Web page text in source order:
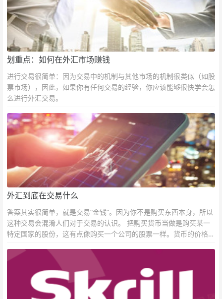
划重点：如何在外汇市场赚钱
进行交易很简单：因为交易中的机制与其他市场的机制很类似（如股
票市场），因此，如果你有任何交易的经验，你应该能够很快学会怎
么进行外汇交易。
外汇到底在交易什么
答案其实很简单，就是交易“金钱”。因为你不是购买东西本身，所以
这种交易会混淆人们对于交易的认识。 把购买货币当做是购买某一
特定国家的股份，这有点像购买一个公司的股票一样。货币的价格直